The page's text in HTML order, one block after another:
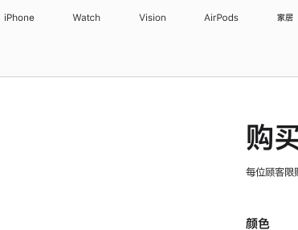
iPhone Watch Vision AirPods 家居
购
每位顾客限
颜色